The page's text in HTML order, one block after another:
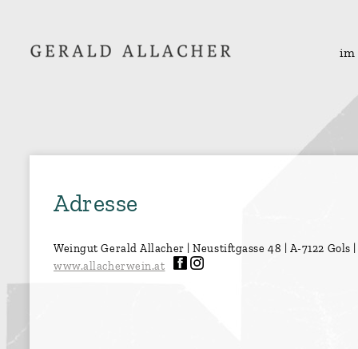
im
Adresse
Weingut Gerald Allacher | Neustiftgasse 48 | A-7122 Gols
www.allacherwein.at